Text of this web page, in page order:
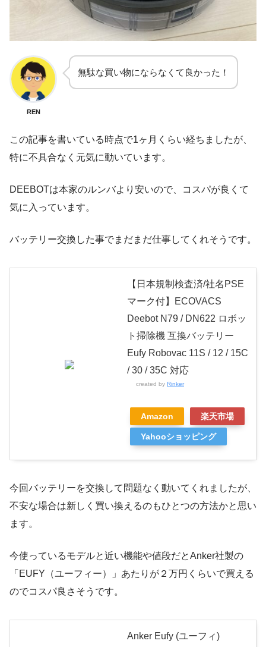
REN
無駄な買い物にならなくて良かった！
この記事を書いている時点で1ヶ月くらい経ちましたが、
特に不具合なく元気に動いています。
DEEBOTは本家のルンバより安いので、コスパが良くて
気に入っています。
バッテリー交換した事でまだまだ仕事してくれそうです。
【日本規制検査済/社名PSE
マーク付】ECOVACS
Deebot N79 / DN622 ロボッ
ト掃除機 互換バッテリー
Eufy Robovac 11S / 12 / 15C
/ 30 / 35C 対応
created by Rinker
Amazon 楽天市場
Yahooショッピング
今回バッテリーを交換して問題なく動いてくれましたが、
不安な場合は新しく買い換えるのもひとつの方法かと思い
ます。
今使っているモデルと近い機能や値段だとAnker社製の
「 EUFY（ユーフィー）」 あたりが２万円くらいで買える
のでコスパ良さそうです。
Anker Eufy (ユーフィ)